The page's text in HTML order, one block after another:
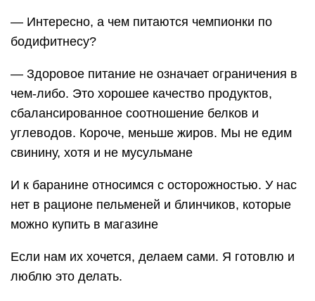
— Интересно, а чем питаются чемпионки по
бодифитнесу?
— Здоровое питание не означает ограничения в
чем-либо. Это хорошее качество продуктов,
сбалансированное соотношение белков и
углеводов. Короче, меньше жиров. Мы не едим
свинину, хотя и не мусульмане
И к баранине относимся с осторожностью. У нас
нет в рационе пельменей и блинчиков, которые
можно купить в магазине
Если нам их хочется, делаем сами. Я готовлю и
люблю это делать.